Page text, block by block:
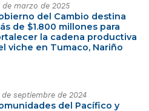
de marzo de 2025
del Cambio destina
de $1.800 millones para
la cadena productiva
viche en Tumaco, Nariño
de septiembre de 2024
del Pacífico y